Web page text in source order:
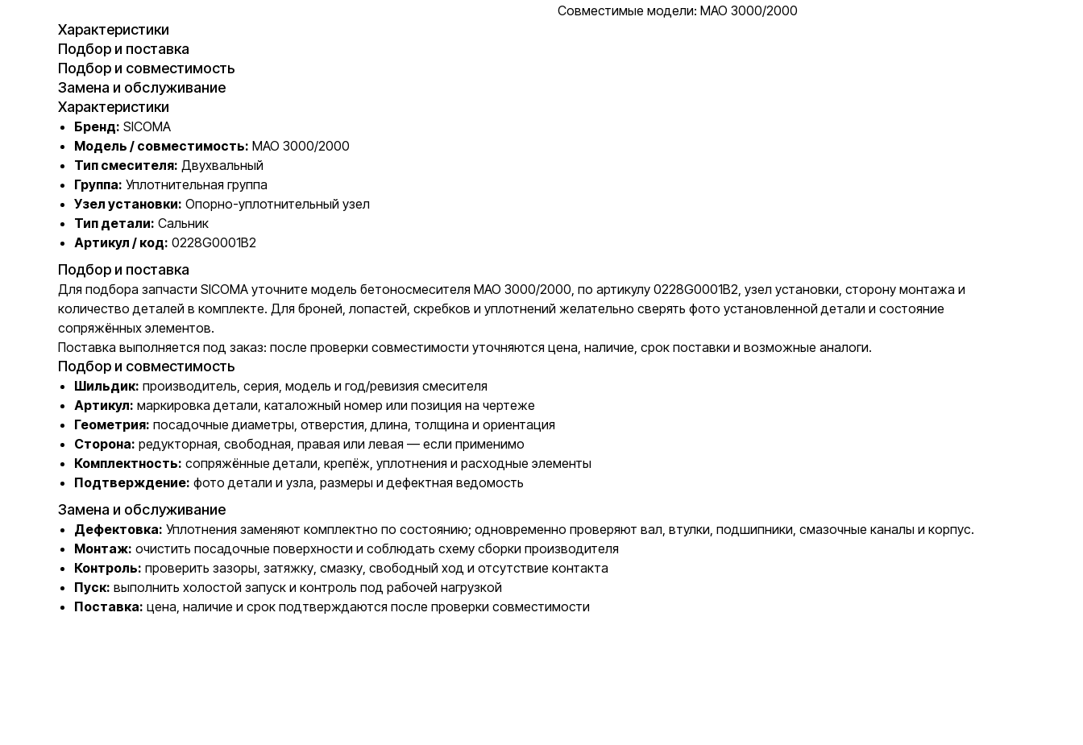
Совместимые модели: MAO 3000/2000
Характеристики
Подбор и поставка
Подбор и совместимость
Замена и обслуживание
Характеристики
Бренд: SICOMA
Модель / совместимость: MAO 3000/2000
Тип смесителя: Двухвальный
Группа: Уплотнительная группа
Узел установки: Опорно-уплотнительный узел
Тип детали: Сальник
Артикул / код: 0228G0001B2
Подбор и поставка
Для подбора запчасти SICOMA уточните модель бетоносмесителя MAO 3000/2000, по артикулу 0228G0001B2, узел установки, сторону монтажа и
количество деталей в комплекте. Для броней, лопастей, скребков и уплотнений желательно сверять фото установленной детали и состояние
сопряжённых элементов.
Поставка выполняется под заказ: после проверки совместимости уточняются цена, наличие, срок поставки и возможные аналоги.
Подбор и совместимость
Шильдик: производитель, серия, модель и год/ревизия смесителя
Артикул: маркировка детали, каталожный номер или позиция на чертеже
Геометрия: посадочные диаметры, отверстия, длина, толщина и ориентация
Сторона: редукторная, свободная, правая или левая — если применимо
Комплектность: сопряжённые детали, крепёж, уплотнения и расходные элементы
Подтверждение: фото детали и узла, размеры и дефектная ведомость
Замена и обслуживание
Дефектовка: Уплотнения заменяют комплектно по состоянию; одновременно проверяют вал, втулки, подшипники, смазочные каналы и корпус.
Монтаж: очистить посадочные поверхности и соблюдать схему сборки производителя
Контроль: проверить зазоры, затяжку, смазку, свободный ход и отсутствие контакта
Пуск: выполнить холостой запуск и контроль под рабочей нагрузкой
Поставка: цена, наличие и срок подтверждаются после проверки совместимости